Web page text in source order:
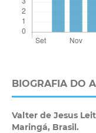
BIOGRAFIA DO
Valter de Jesus
Maringá, Brasil.